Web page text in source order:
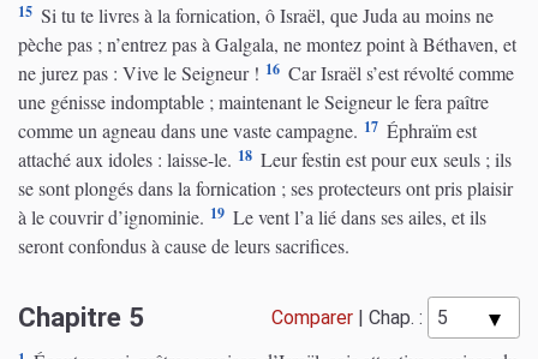
15 Si tu te livres à la fornication, ô Israël, que Juda au moins ne
pèche pas ; n’entrez pas à Galgala, ne montez point à Béthaven, et
ne jurez pas : Vive le Seigneur ! 16 Car Israël s’est révolté comme
une génisse indomptable ; maintenant le Seigneur le fera paître
comme un agneau dans une vaste campagne. 17 Éphraïm est
attaché aux idoles : laisse-le. 18 Leur festin est pour eux seuls ; ils
se sont plongés dans la fornication ; ses protecteurs ont pris plaisir
à le couvrir d’ignominie. 19 Le vent l’a lié dans ses ailes, et ils
seront confondus à cause de leurs sacrifices.
Chapitre 5 Comparer | Chap. :